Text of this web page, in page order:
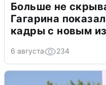
Больше не
Гагарина
кадры с новым
6 августа 234